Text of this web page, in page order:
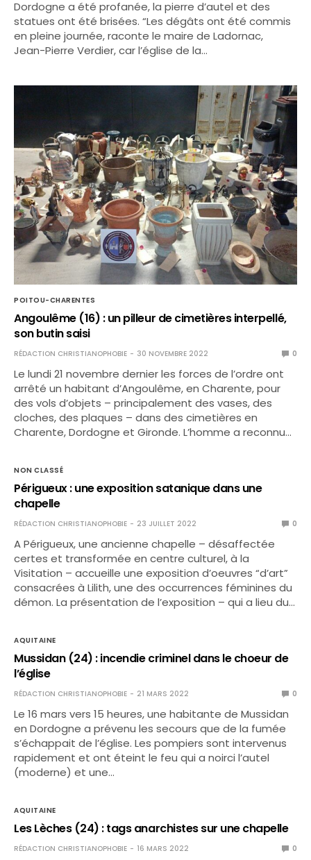
Dordogne a été profanée, la pierre d’autel et des
statues ont été brisées. “Les dégâts ont été commis
en pleine journée, raconte le maire de Ladornac,
Jean-Pierre Verdier, car l’église de la…
POITOU-CHARENTES
Angoulême (16) : un pilleur de cimetières interpellé,
son butin saisi
RÉDACTION CHRISTIANOPHOBIE 30 NOVEMBRE 2022 0
Le lundi 21 novembre dernier les forces de l’ordre ont
arrêté un habitant d’Angoulême, en Charente, pour
des vols d’objets – principalement des vases, des
cloches, des plaques – dans des cimetières en
Charente, Dordogne et Gironde. L’homme a reconnu…
NON CLASSÉ
Périgueux : une exposition satanique dans une
chapelle
RÉDACTION CHRISTIANOPHOBIE 23 JUILLET 2022 0
A Périgueux, une ancienne chapelle – désaffectée
certes et transformée en centre culturel, à la
Visitation – accueille une exposition d’oeuvres “d’art”
consacrées à Lilith, une des occurrences féminines du
démon. La présentation de l’exposition – qui a lieu du…
AQUITAINE
Mussidan (24) : incendie criminel dans le choeur de
l’église
RÉDACTION CHRISTIANOPHOBIE 21 MARS 2022 0
Le 16 mars vers 15 heures, une habitante de Mussidan
en Dordogne a prévenu les secours que de la fumée
s’échappait de l’église. Les pompiers sont intervenus
rapidement et ont éteint le feu qui a noirci l’autel
(moderne) et une…
AQUITAINE
Les Lèches (24) : tags anarchistes sur une chapelle
RÉDACTION CHRISTIANOPHOBIE 16 MARS 2022 0